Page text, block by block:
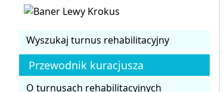
Wyszukaj turnus rehabilitacyjny
Przewodnik kuracjusza
O turnusach rehabilitacyjnych